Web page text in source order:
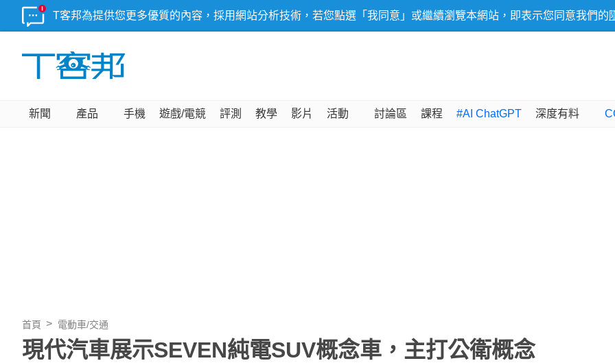
T客邦為提供您更多優質的內容，採用網站分析技術，若您點選「我同意」或繼續瀏覽本網站，即表示您同意我們的
新聞 產品 手機 遊戲/電競 評測 教學 影片 活動 討論區 課程 #AI ChatGPT 深度有料
首頁 電動車/交通
現代汽車展示SEVEN純電SUV概念車，主打公衛概念